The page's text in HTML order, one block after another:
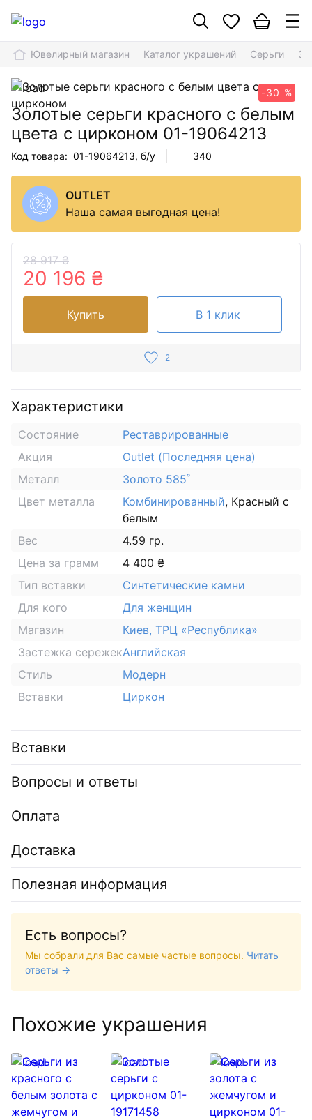
Ювелирный магазин Каталог украшений Серьги
-30 %
Золотые серьги красного с белым
цвета с цирконом 01-19064213
Код товара: 01-19064213, б/у 340
OUTLET
Наша самая выгодная цена!
28 917 ₴
20 196 ₴
Купить В 1 клик
2
Характеристики
Состояние
Реставрированные
Акция
Outlet (Последняя цена)
Металл
Золото 585˚
Цвет металла
Комбинированный, Красный с
белым
Вес
4.59 гр.
Цена за грамм
4 400 ₴
Тип вставки
Синтетические камни
Для кого
Для женщин
Магазин
Киев, ТРЦ «Республика»
Застежка сережекАнглийская
Стиль
Модерн
Вставки
Циркон
Вставки
Вопросы и ответы
Оплата
Доставка
Полезная информация
Есть вопросы?
Мы собрали для Вас самые частые вопросы. Читать
ответы →
Похожие украшения